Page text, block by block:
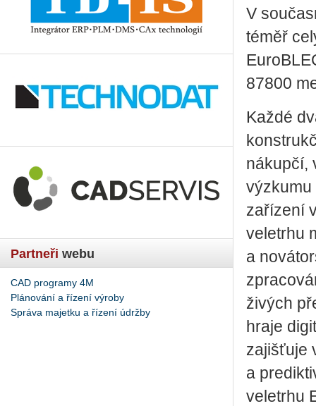
Partneři webu
CAD programy 4M
Plánování a řízení výroby
Správa majetku a řízení údržby
V
téměř
87800
Každé
nákupčí,
výzkumu
zařízení
veletrhu
a
živých
hraje
zajišťuje
a
veletrhu